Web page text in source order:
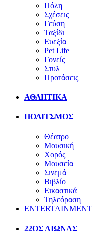
Πόλη
Σχέσεις
Γεύση
Ταξίδι
Ευεξία
Pet Life
Γονείς
Στυλ
Προτάσεις
ΑΘΛΗΤΙΚΑ
ΠΟΛΙΤΣΜΟΣ
Θέατρο
Μουσική
Χορός
Μουσεία
Σινεμά
Βιβλίο
Εικαστικά
Τηλεόραση
ENTERTAINMENT
22ΟΣ ΑΙΩΝΑΣ